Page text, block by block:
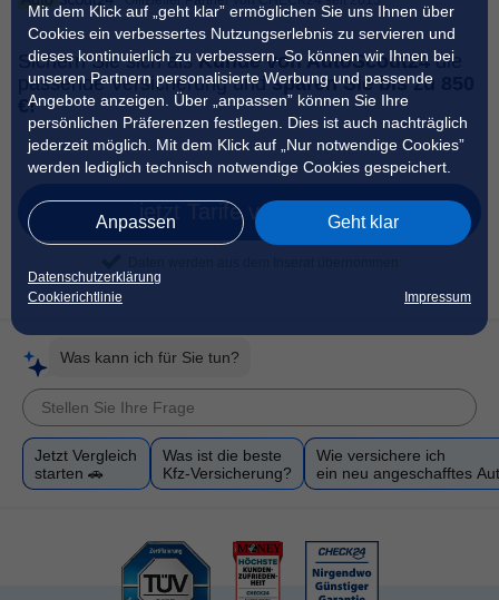
Mit dem Klick auf „geht klar” ermöglichen Sie uns Ihnen über
Cookies ein verbessertes Nutzungserlebnis zu servieren und
dieses kontinuierlich zu verbessern. So können wir Ihnen bei
unseren Partnern personalisierte Werbung und passende
Angebote anzeigen. Über „anpassen” können Sie Ihre
persönlichen Präferenzen festlegen. Dies ist auch nachträglich
jederzeit möglich. Mit dem Klick auf „Nur notwendige Cookies”
werden lediglich technisch notwendige Cookies gespeichert.
Anpassen Geht klar
Datenschutzerklärung
Cookierichtlinie
Impressum
Sichern Sie sich alsKunde von AutoScout24 die
passende Versicherung undsparen Sie bis zu 850
€!
jetzt Tarife vergleichen
Was kann ich für Sie tun?
Jetzt Vergleich
starten 🚗
Was ist die beste
Kfz-Versicherung?
Wie versichere ich
ein neu angeschafftes